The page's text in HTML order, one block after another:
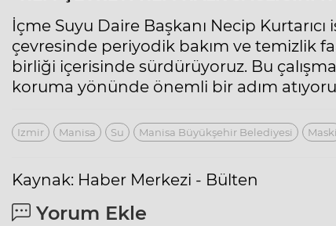
İçme Suyu Daire Başkanı Necip
çevresinde periyodik bakım ve temizlik
birliği içerisinde sürdürüyoruz. Bu
koruma yönünde önemli bir adım
Izmir Manisa Su Manisa Büyükşehir Belediyesi Maski
Kaynak: Haber Merkezi - Bülten
Yorum Ekle